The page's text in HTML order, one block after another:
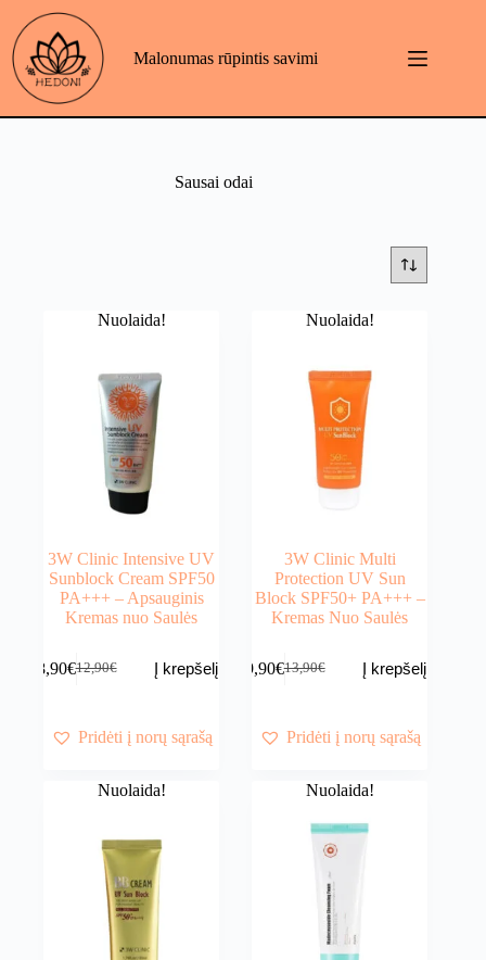
content
Malonumas rūpintis savimi
Sausai odai
Nuolaida!
3W Clinic Intensive UV
Sunblock Cream SPF50
PA+++ – Apsauginis
Kremas nuo Saulės
12,90€
Original
12,90€.
8,90€Current
8,90€.
Į krepšelį
Pridėti į norų sąrašą
Nuolaida!
3W Clinic Multi
Protection UV Sun
Block SPF50+ PA+++ –
Kremas Nuo Saulės
13,90€
Original
13,90€.
9,90€Current
9,90€.
Į krepšelį
Pridėti į norų sąrašą
Nuolaida! Nuolaida!